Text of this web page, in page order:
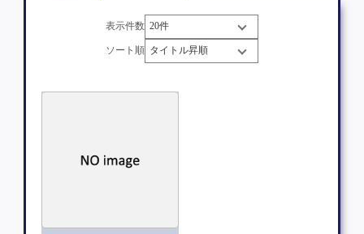
表示件数
ソート順